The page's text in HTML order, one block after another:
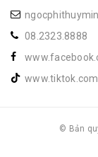
08.2323.8888
© Bản